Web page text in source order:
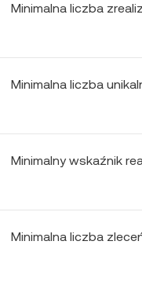
Minimalna liczba
Minimalna liczba
Minimalny wskaźnik
Minimalna liczba